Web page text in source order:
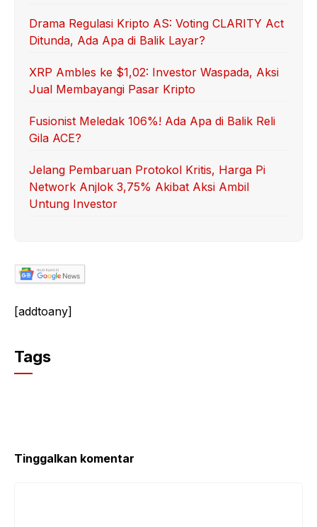
Drama Regulasi Kripto AS: Voting CLARITY Act
Ditunda, Ada Apa di Balik Layar?
XRP Ambles ke $1,02: Investor Waspada, Aksi
Jual Membayangi Pasar Kripto
Fusionist Meledak 106%! Ada Apa di Balik Reli
Gila ACE?
Jelang Pembaruan Protokol Kritis, Harga Pi
Network Anjlok 3,75% Akibat Aksi Ambil
Untung Investor
[addtoany]
Tags
Tinggalkan komentar